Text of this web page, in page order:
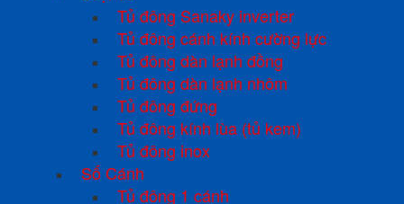
Tủ đông Sanaky inverter
Tủ đông cánh kính cường lực
Tủ đông dàn lạnh đồng
Tủ đông dàn lạnh nhôm
Tủ đông đứng
Tủ đông kính lùa (tủ kem)
Tủ đông inox
Số Cánh
Tủ đông 1 cánh